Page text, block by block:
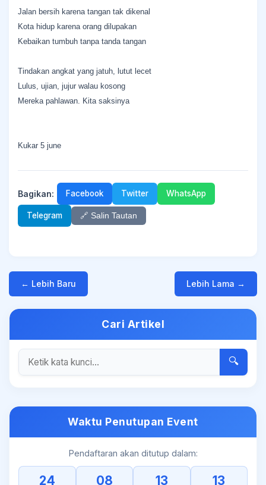
Jalan bersih karena tangan tak dikenal
Kota hidup karena orang dilupakan
Kebaikan tumbuh tanpa tanda tangan
Tindakan angkat yang jatuh, lutut lecet
Lulus, ujian, jujur walau kosong
Mereka pahlawan. Kita saksinya
Kukar 5 june
Bagikan: Facebook Twitter WhatsApp
Telegram 🔗 Salin Tautan
← Lebih Baru Lebih Lama →
Cari Artikel
🔍
Waktu Penutupan Event
Pendaftaran akan ditutup dalam:
24 08 13 12